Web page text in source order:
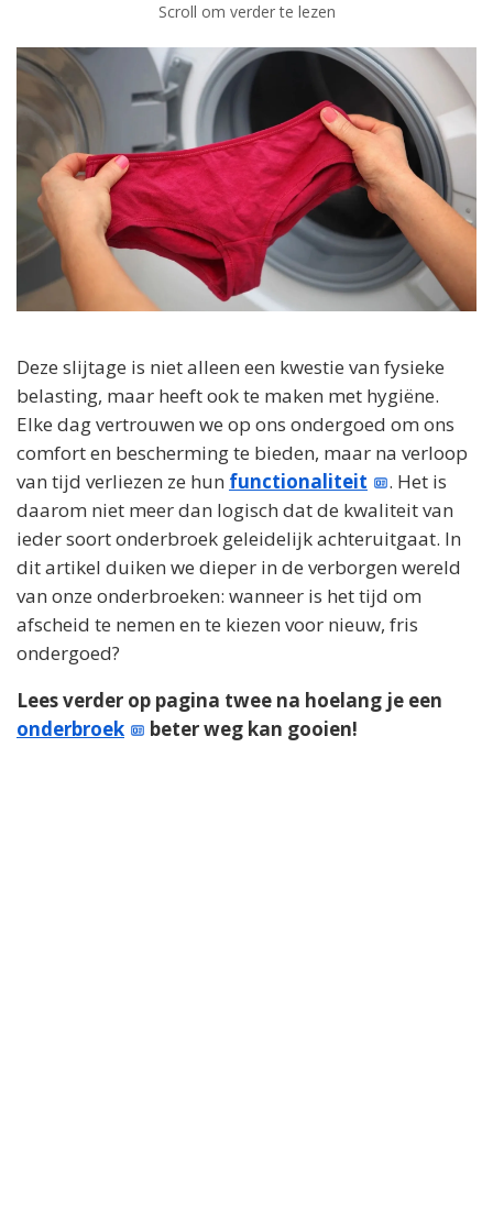
Scroll om verder te lezen
Deze slijtage is niet alleen een kwestie van fysieke
belasting, maar heeft ook te maken met hygiëne.
Elke dag vertrouwen we op ons ondergoed om ons
comfort en bescherming te bieden, maar na verloop
van tijd verliezen ze hun functionaliteit
. Het is
daarom niet meer dan logisch dat de kwaliteit van
ieder soort onderbroek geleidelijk achteruitgaat. In
dit artikel duiken we dieper in de verborgen wereld
van onze onderbroeken: wanneer is het tijd om
afscheid te nemen en te kiezen voor nieuw, fris
ondergoed?
Lees verder op pagina twee na hoelang je een
onderbroek
beter weg kan gooien!